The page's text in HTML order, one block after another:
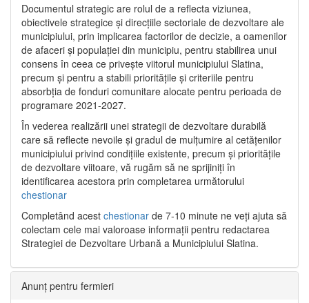
Documentul strategic are rolul de a reflecta viziunea,
obiectivele strategice și direcțiile sectoriale de dezvoltare ale
municipiului, prin implicarea factorilor de decizie, a oamenilor
de afaceri și populației din municipiu, pentru stabilirea unui
consens în ceea ce privește viitorul municipiului Slatina,
precum și pentru a stabili prioritățile și criteriile pentru
absorbția de fonduri comunitare alocate pentru perioada de
programare 2021-2027.
În vederea realizării unei strategii de dezvoltare durabilă
care să reflecte nevoile și gradul de mulțumire al cetățenilor
municipiului privind condițiile existente, precum și prioritățile
de dezvoltare viitoare, vă rugăm să ne sprijiniți în
identificarea acestora prin completarea următorului
chestionar
Completând acest chestionar de 7-10 minute ne veți ajuta să
colectam cele mai valoroase informații pentru redactarea
Strategiei de Dezvoltare Urbană a Municipiului Slatina.
Anunț pentru fermieri